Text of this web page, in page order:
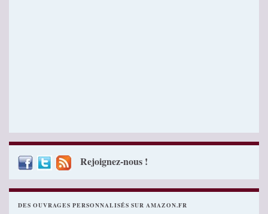
Rejoignez-nous !
DES OUVRAGES PERSONNALISÉS SUR AMAZON.FR